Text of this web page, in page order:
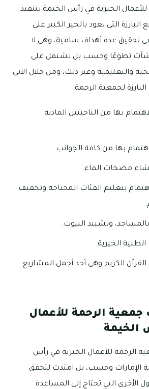
الخيرية في رأس الخيمة بتنفيذ
التي تعود بالخير الكبير على
تحقيق عدة أهداف سامية، وهي لا
تطوعًا وحسب بل تشتمل على
والتعليمية وغير ذلك، ومن خلال الآتي
لجمعية الرحمة:
بها من الناحيتين المادية
بها من كافة الجوانب.
مضخات الماء.
بتعليم الفئات المحتاجة وتخفيف
وتشييد البيوت.
الخيرية.
القرآن الكريم وهي أحد أجمل المشاريع
جمعية الرحمة للأعمال
الخيمة
الرحمة للأعمال الخيرية في رأس
الإمارات وحسب، بل امتدت لتحقق
الأخرى التي تحتاج إلى المساعدة